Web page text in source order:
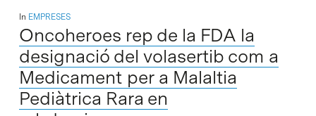
In EMPRESES
Oncoheroes rep de la FDA la
designació del volasertib com a
Medicament per a Malaltia
Pediàtrica Rara en